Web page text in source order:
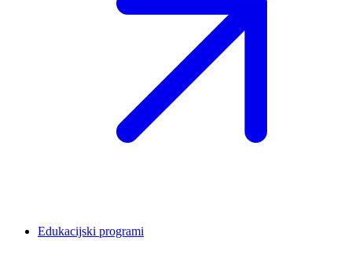
Edukacijski programi